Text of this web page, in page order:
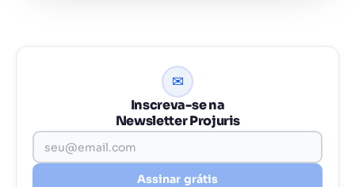
✉
Inscreva-se na
Newsletter Projuris
Assinar grátis